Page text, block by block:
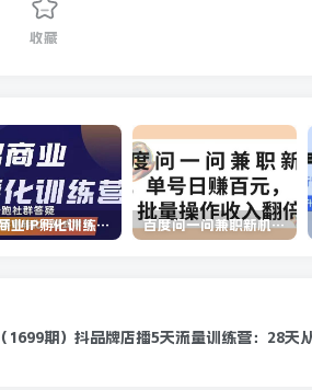
收藏
杨名商业IP孵化训练营，从商业到内容到转化一站式学 价值5980元 百度问一问兼职新机遇，单号日赚百元，批量操作收入翻倍
（1699期）抖品牌店播5天流量训练营：28天